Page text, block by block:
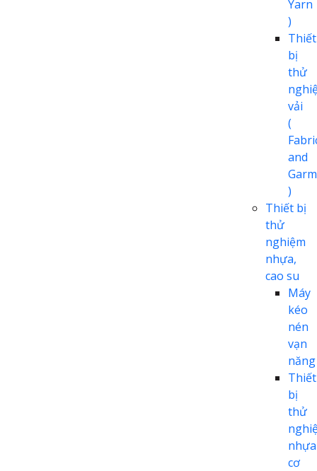
Yarn
)
Thiết
bị
thử
vải
(
and
)
Thiết bị
thử
nghiệm
nhựa,
cao su
Máy
kéo
nén
vạn
năng
Thiết
bị
thử
nhựa
cơ